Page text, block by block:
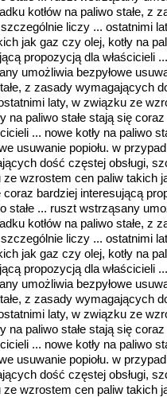
kotłów na paliwo stałe, z
szczególnie liczy ... ostatnimi
jak gaz czy olej, kotły na
propozycją dla właścicieli
umożliwia bezpyłowe
z zasady wymagających
laty, w związku ze
na paliwo stałe stają się
... nowe kotły na paliwo
usuwanie popiołu. w
dość częstej obsługi,
wzrostem cen paliw takich
coraz bardziej interesującą
stałe ... ruszt wstrząsany
kotłów na paliwo stałe, z
szczególnie liczy ... ostatnimi
jak gaz czy olej, kotły na
propozycją dla właścicieli
umożliwia bezpyłowe
z zasady wymagających
laty, w związku ze
na paliwo stałe stają się
... nowe kotły na paliwo
usuwanie popiołu. w
dość częstej obsługi,
wzrostem cen paliw takich